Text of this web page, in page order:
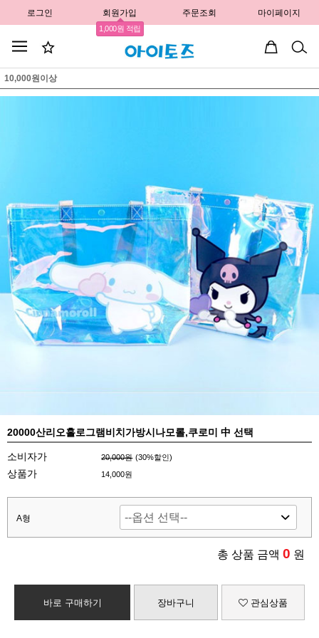
로그인 회원가입
1,000원 적립
주문조회 마이페이지
10,000원이상
20000산리오홀로그램비치가방시나모롤,쿠로미 中 선택
소비자가 20,000원 (30%할인)
상품가 14,000원
A형
총 상품 금액 0 원
바로 구매하기 장바구니 관심상품